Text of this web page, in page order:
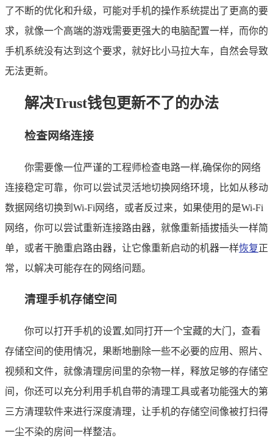
了不断的优化和升级，可能对手机的操作系统提出了更高的要
求，就像一个高端的游戏需要更强大的电脑配置一样，而你的
手机系统没有达到这个要求，就好比小马拉大车，自然会导致
无法更新。
解决Trust钱包更新不了的办法
检查网络连接
你需要像一位严谨的工程师检查电路一样,确保你的网络
连接稳定可靠，你可以尝试灵活地切换网络环境，比如从移动
数据网络切换到Wi-Fi网络，或者反过来，如果使用的是Wi-Fi
网络，你可以尝试重新连接路由器，就像重新插拔插头一样简
单，或者干脆重启路由器，让它像重新启动的机器一样恢复正
常，以解决可能存在的网络问题。
清理手机存储空间
你可以打开手机的设置,如同打开一个宝藏的大门，查看
存储空间的使用情况，果断地删除一些不必要的应用、照片、
视频和文件，就像清理房间里的杂物一样，释放足够的存储空
间，你还可以充分利用手机自带的清理工具或者功能强大的第
三方清理软件来进行深度清理，让手机的存储空间像被打扫得
一尘不染的房间一样整洁。